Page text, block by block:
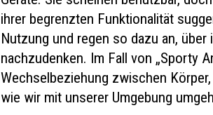
ihrer begrenzten Funktionalität
Nutzung und regen so dazu an,
nachzudenken. Im Fall von „Sporty
Wechselbeziehung zwischen
wie wir mit unserer Umgebung